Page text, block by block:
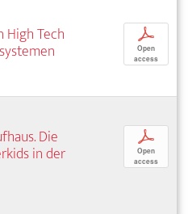
High Tech
p
Open
access
Die
in der
p
Open
access